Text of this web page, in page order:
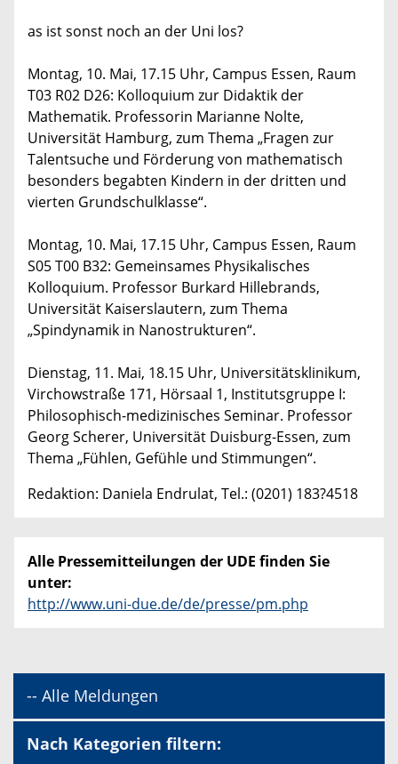
as ist sonst noch an der Uni los?
Montag, 10. Mai, 17.15 Uhr, Campus Essen, Raum
T03 R02 D26: Kolloquium zur Didaktik der
Mathematik. Professorin Marianne Nolte,
Universität Hamburg, zum Thema „Fragen zur
Talentsuche und Förderung von mathematisch
besonders begabten Kindern in der dritten und
vierten Grundschulklasse“.
Montag, 10. Mai, 17.15 Uhr, Campus Essen, Raum
S05 T00 B32: Gemeinsames Physikalisches
Kolloquium. Professor Burkard Hillebrands,
Universität Kaiserslautern, zum Thema
„Spindynamik in Nanostrukturen“.
Dienstag, 11. Mai, 18.15 Uhr, Universitätsklinikum,
Virchowstraße 171, Hörsaal 1, Institutsgruppe I:
Philosophisch-medizinisches Seminar. Professor
Georg Scherer, Universität Duisburg-Essen, zum
Thema „Fühlen, Gefühle und Stimmungen“.
Redaktion: Daniela Endrulat, Tel.: (0201) 183?4518
Alle Pressemitteilungen der UDE finden Sie
unter:
http://www.uni-due.de/de/presse/pm.php
-- Alle Meldungen
Nach Kategorien filtern: